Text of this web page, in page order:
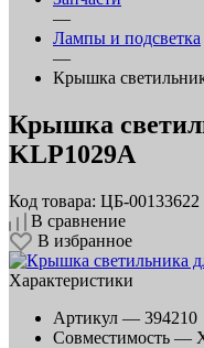
—
Лампы и подсветка
—
Крышка
Крышка
KLP1029A
Код товара: ЦБ-00133622
В сравнение
В избранное
Характеристики
Артикул — 394210
Совместимость —